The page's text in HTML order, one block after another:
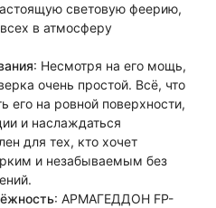
световую феерию,
в атмосферу
: Несмотря на его мощь,
очень простой. Всё, что
его на ровной поверхности,
и наслаждаться
для тех, кто хочет
и незабываемым без
: АРМАГЕДДОН FP-